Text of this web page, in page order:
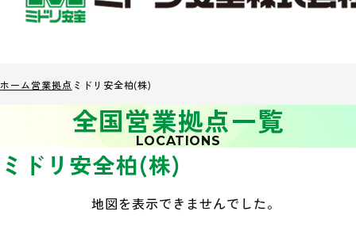
ホーム営業拠点 ミドリ安全柏(株)
全国営業拠点一覧
LOCATIONS
ミドリ安全柏(株)
地図を表示できませんでした。